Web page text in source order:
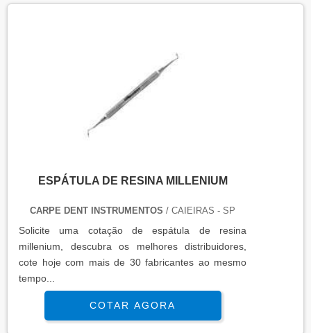
ESPÁTULA DE RESINA MILLENIUM
CARPE DENT INSTRUMENTOS / CAIEIRAS - SP
Solicite uma cotação de espátula de resina
millenium, descubra os melhores distribuidores,
cote hoje com mais de 30 fabricantes ao mesmo
tempo...
COTAR AGORA